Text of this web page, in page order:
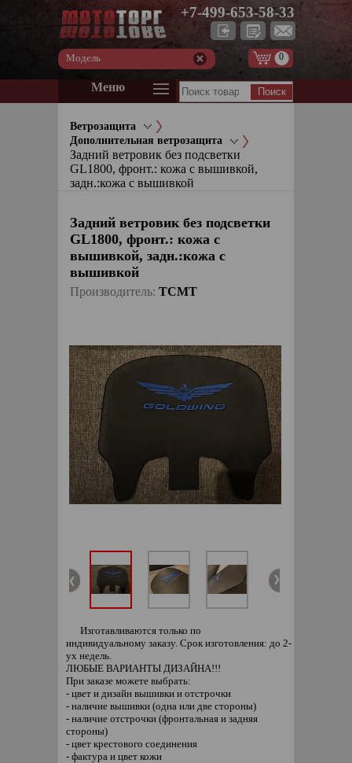
+7-499-653-58-33
Модель 0
Меню
Ветрозащита
Дополнительная ветрозащита
Задний ветровик без подсветки
GL1800, фронт.: кожа с вышивкой,
задн.:кожа с вышивкой
Задний ветровик без подсветки
GL1800, фронт.: кожа с
вышивкой, задн.:кожа с
вышивкой
Производитель: TCMT
Изготавливаются только по
индивидуальному заказу. Срок изготовления: до 2-
ух недель.
ЛЮБЫЕ ВАРИАНТЫ ДИЗАЙНА!!!
При заказе можете выбрать:
- цвет и дизайн вышивки и отстрочки
- наличие вышивки (одна или две стороны)
- наличие отстрочки (фронтальная и задняя
стороны)
- цвет крестового соединения
- фактура и цвет кожи